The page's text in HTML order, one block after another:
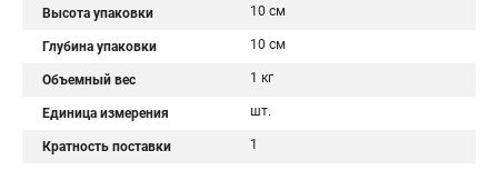
Высота упаковки 10 см
Глубина упаковки 10 см
Объемный вес 1 кг
Единица измерения шт.
Кратность поставки 1